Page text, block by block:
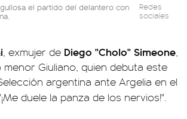
el partido del delantero con
Redes
sociales
, exmujer de Diego "Cholo" Simeone,
menor Giuliano, quien debuta este
argentina ante Argelia en el
duele la panza de los nervios!".